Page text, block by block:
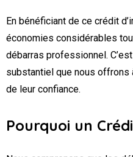
En bénéficiant de ce crédit
économies considérables
débarras professionnel.
substantiel que nous
de leur confiance.
Pourquoi un